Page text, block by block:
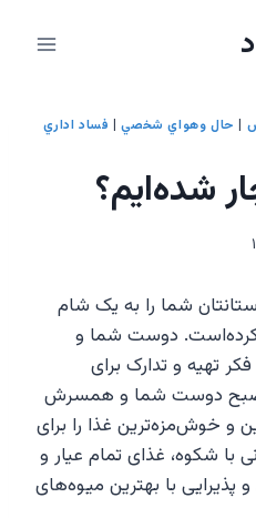
| حال وهواي شخصي| فساد اداري
شد‌ه‌ایم؟
شما را به یک شام
دوست شما و
تهیه و تدارک برای
صبح دوست شما و همسرش
و خوش‌مزه‌ترین غذا را برای
با شکوه، غذای تمام عیار و
با بهترین میوه‌های